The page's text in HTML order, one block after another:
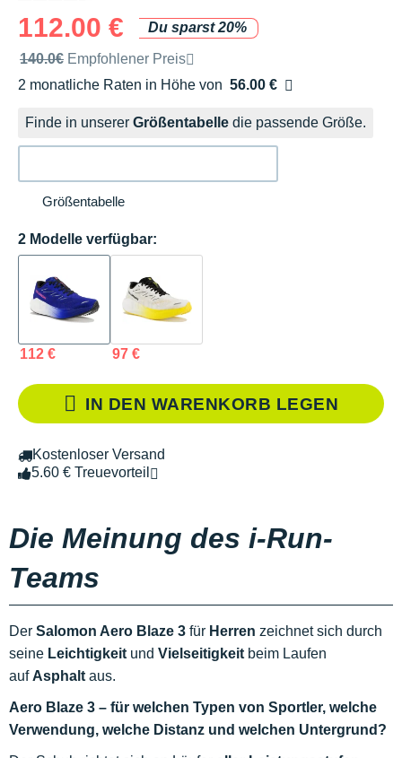
112.00 €
Du sparst 20%
Unverbindliche Preisempfehlung der Marke
140.0€ Empfohlener Preis
2 monatliche Raten in Höhe von 56.00 €
Ohne Zusatzkosten
Finde in unserer Größentabelle die passende Größe.
Größentabelle
2 Modelle verfügbar:
112 € 97 €
IN DEN WARENKORB LEGEN
Kostenloser Versand
5.60 € Treuevorteil
Die Meinung des i-Run-
Teams
Der Salomon Aero Blaze 3 für Herren zeichnet sich durch
seine Leichtigkeit und Vielseitigkeit beim Laufen
auf Asphalt aus.
Aero Blaze 3 – für welchen Typen von Sportler, welche
Verwendung, welche Distanz und welchen Untergrund?